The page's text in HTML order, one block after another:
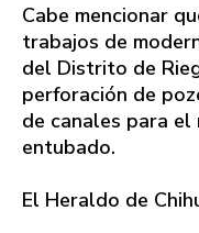
Cabe mencionar
trabajos de
del Distrito de
perforación de
de canales para
entubado.
El Heraldo de